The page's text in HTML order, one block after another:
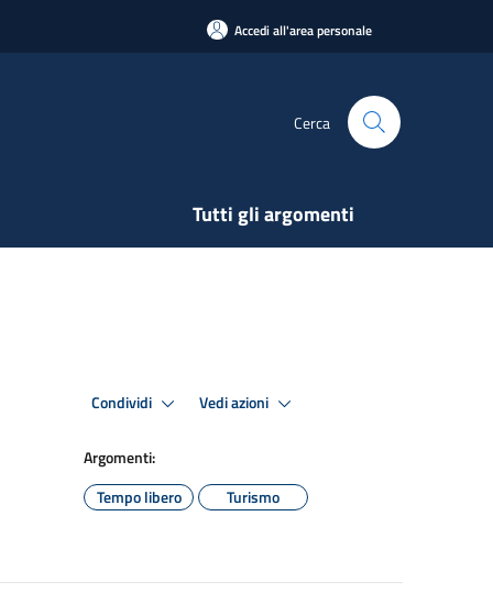
Accedi all'area personale
Cerca
Tutti gli argomenti
Condividi Vedi azioni
Argomenti:
Tempo libero
Turismo